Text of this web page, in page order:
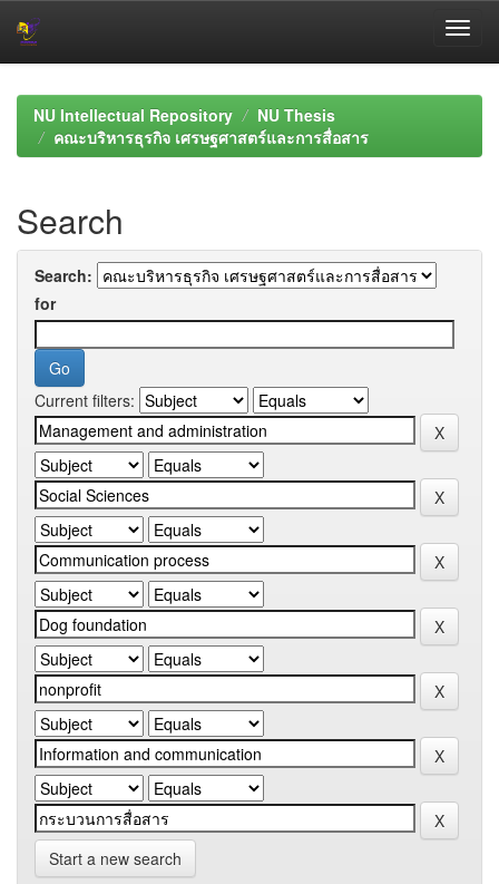
navigationNU Intellectual Repository
NU Thesis
คณะบริหารธุรกิจ เศรษฐศาสตร์และการสื่อสาร
Search
Search:
for
Current filters:
Start a new search